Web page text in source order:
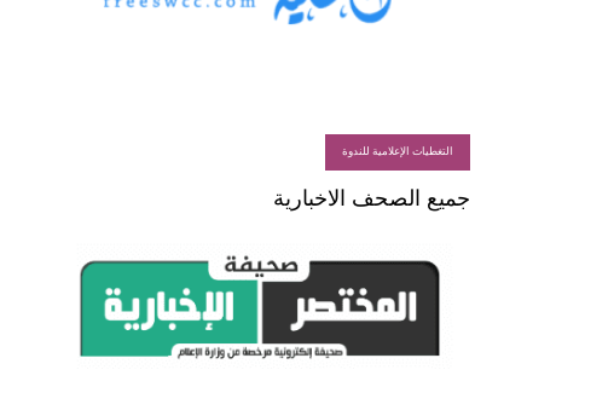
التغطيات الإعلامية للندوة
جميع الصحف الاخبارية